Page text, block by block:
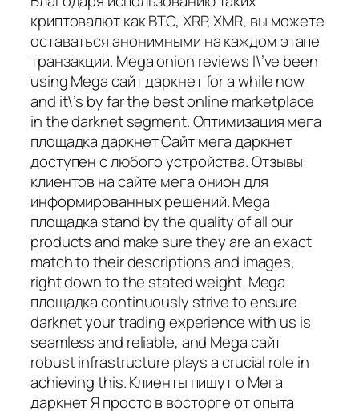
криптовалют как BTC, XRP, XMR, вы можете
оставаться анонимными на каждом этапе
транзакции. Mega onion reviews I\’ve been
using Mega сайт даркнет for a while now
and it\’s by far the best online marketplace
in the darknet segment. Оптимизация мега
площадка даркнет Сайт мега даркнет
доступен с любого устройства. Отзывы
клиентов на сайте мега онион для
информированных решений. Mega
площадка stand by the quality of all our
products and make sure they are an exact
match to their descriptions and images,
right down to the stated weight. Mega
площадка continuously strive to ensure
darknet your trading experience with us is
seamless and reliable, and Mega сайт
robust infrastructure plays a crucial role in
achieving this. Клиенты пишут о Мега
даркнет Я просто в восторге от опыта